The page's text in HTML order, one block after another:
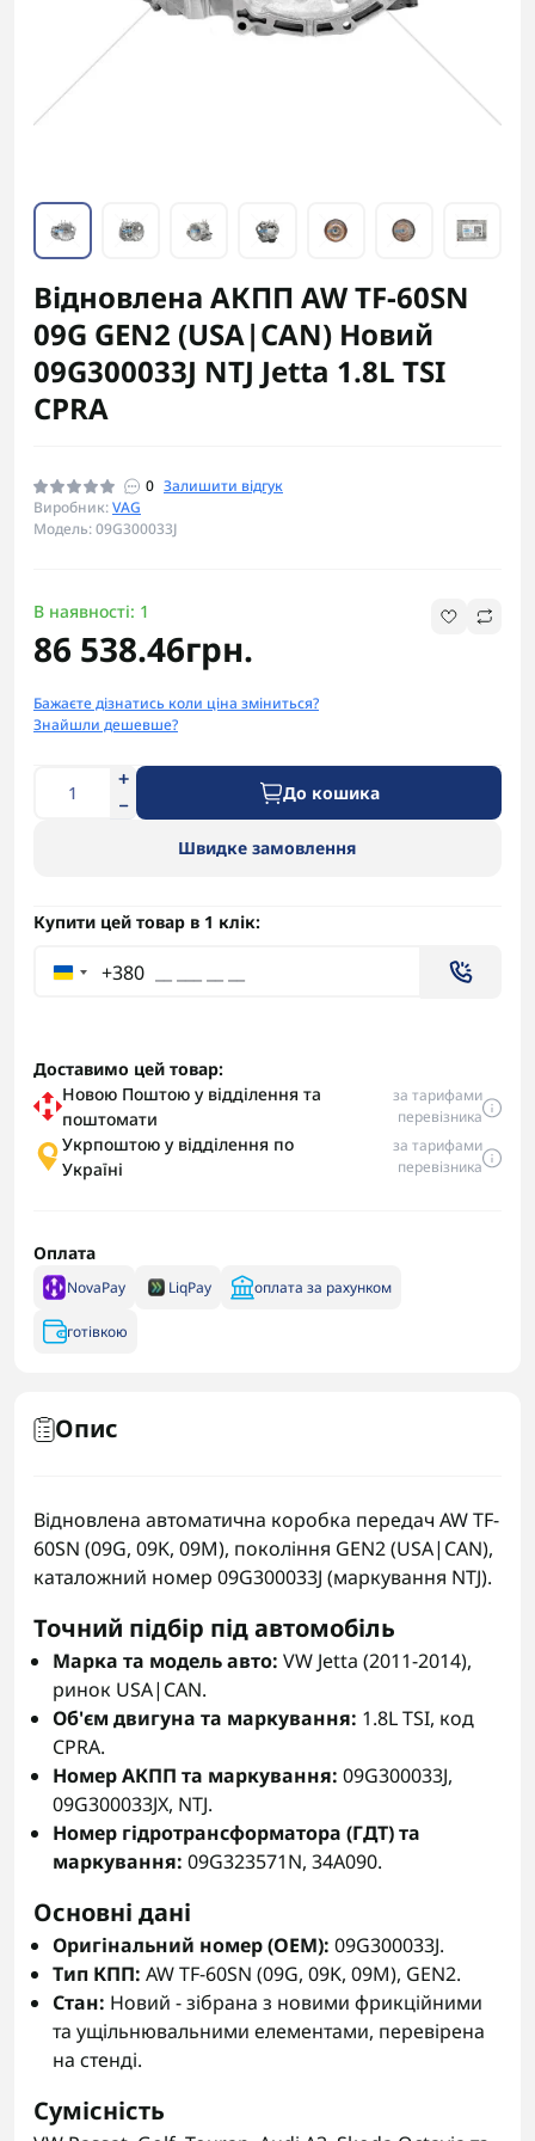
Відновлена АКПП AW TF-60SN
09G GEN2 (USA|CAN) Новий
09G300033J NTJ Jetta 1.8L TSI
CPRA
0 Залишити відгук
Виробник:VAG
Модель: 09G300033J
В наявності: 1
86 538.46грн.
Бажаєте дізнатись коли ціна зміниться?
Знайшли дешевше?
До кошика
Швидке замовлення
Купити цей товар в 1 клік:
+380
Доставимо цей товар:
Новою Поштою у відділення та
поштомати
за тарифами
перевізника
Укрпоштою у відділення по
Україні
за тарифами
перевізника
Оплата
NovaPay LiqPay оплата за рахунком
готівкою
Опис
Відновлена автоматична коробка передач AW TF-
60SN (09G, 09K, 09M), покоління GEN2 (USA|CAN),
каталожний номер 09G300033J (маркування NTJ).
Точний підбір під автомобіль
Марка та модель авто: VW Jetta (2011-2014),
ринок USA|CAN.
Об'єм двигуна та маркування: 1.8L TSI, код
CPRA.
Номер АКПП та маркування: 09G300033J,
09G300033JX, NTJ.
Номер гідротрансформатора (ГДТ) та
маркування: 09G323571N, 34A090.
Основні дані
Оригінальний номер (OEM): 09G300033J.
Тип КПП: AW TF-60SN (09G, 09K, 09M), GEN2.
Стан: Новий - зібрана з новими фрикційними
та ущільнювальними елементами, перевірена
на стенді.
Сумісність